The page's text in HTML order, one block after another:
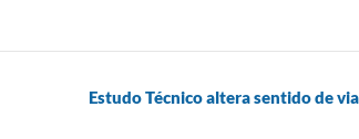
Estudo Técnico altera sentido de